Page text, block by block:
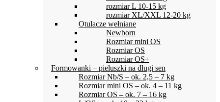
rozmiar L 10-15 kg
rozmiar XL/XXL 12-20 kg
Otulacze wełniane
Newborn
Rozmiar mini OS
Rozmiar OS
Rozmiar OS+
Formowanki – pieluszki na długi sen
Rozmiar Nb/S – ok. 2,5 – 7 kg
Rozmiar mini OS – ok. 4 – 11 kg
Rozmiar OS – ok. 7 – 16 kg